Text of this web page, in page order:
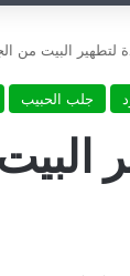
لتطهير البيت من
جلب الحبيب